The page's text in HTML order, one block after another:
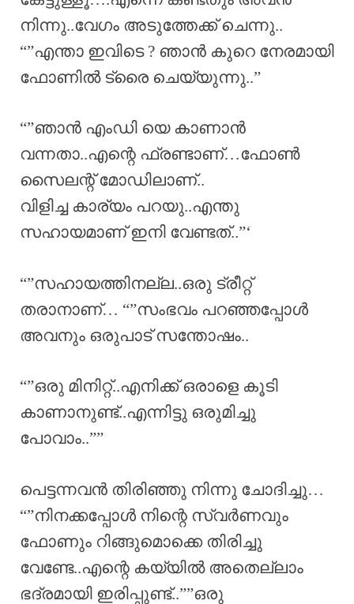
നിന്നു..വേഗം അടുത്തേക്ക് ചെന്നു..
“”എന്താ ഇവിടെ ? ഞാൻ കുറെ നേരമായി
ഫോണിൽ ട്രൈ ചെയ്യുന്നു..”
“”ഞാൻ എംഡി യെ കാണാൻ
വന്നതാ..എന്റെ ഫ്രണ്ടാണ്…ഫോൺ
സൈലന്റ് മോഡിലാണ്..
വിളിച്ച കാര്യം പറയു..എന്തു
സഹായമാണ് ഇനി വേണ്ടത്..”‘
“”സഹായത്തിനല്ല..ഒരു ട്രീറ്റ്
തരാനാണ്… “”സംഭവം പറഞ്ഞപ്പോൾ
അവനും ഒരുപാട് സന്തോഷം..
“”ഒരു മിനിറ്റ്..എനിക്ക് ഒരാളെ കൂടി
കാണാനുണ്ട്..എന്നിട്ടു ഒരുമിച്ചു
പോവാം..””
പെട്ടന്നവൻ തിരിഞ്ഞു നിന്നു ചോദിച്ചു…
“”നിനക്കപ്പോൾ നിന്റെ സ്വർണവും
ഫോണും റിങ്ങുമൊക്കെ തിരിച്ചു
വേണ്ടേ..എന്റെ കയ്യിൽ അതെല്ലാം
ഭദ്രമായി ഇരിപ്പുണ്ട്..””ഒരു